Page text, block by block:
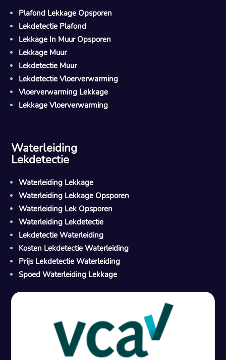
M
Gratis offerte in 24 uur
Plafond Lekkage Opsporen
Lekdetectie Plafond
Lekkage In Muur Opsporen
Lekkage Muur
Lekdetectie Muur
Lekdetectie Vloerverwarming
Vloerverwarming Lekkage
Lekkage Vloerverwarming
Waterleiding
Lekdetectie
Waterleiding Lekkage
Waterleiding Lekkage Opsporen
Waterleiding Lek Opsporen
Waterleiding Lekdetectie
Lekdetectie Waterleiding
Kosten Lekdetectie Waterleiding
Prijs Lekdetectie Waterleiding
Spoed Waterleiding Lekkage